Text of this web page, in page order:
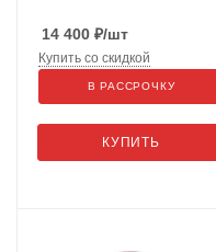
14 400 ₽/шт
КУПИТЬ
Купить со скидкой
В РАССРОЧКУ